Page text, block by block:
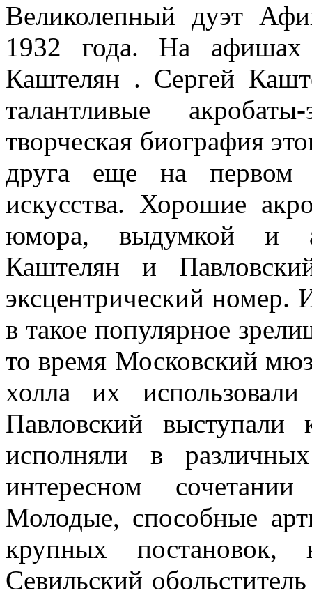
Великолепный дуэт
1932 года. На
Каштелян . Сергей
талантливые
творческая биография
друга еще на первом
искусства. Хорошие
юмора, выдумкой и
Каштелян и
эксцентрический номер.
в такое популярное
то время Московский
холла их
Павловский
исполняли в
интересном
Молодые, способные
крупных
Севильский